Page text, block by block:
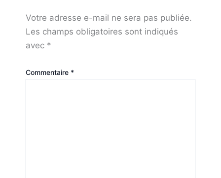
Votre adresse e-mail ne sera pas publiée.
Les champs obligatoires sont indiqués
avec *
Commentaire *